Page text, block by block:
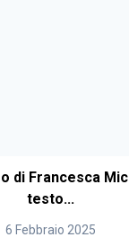
di Francesca
testo...
6 Febbraio 2025